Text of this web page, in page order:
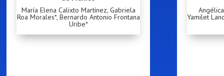
María Elena Calixto Martínez,Gabriela
Roa Morales*, Bernardo Antonio Frontana
Uribe*
Yamilet